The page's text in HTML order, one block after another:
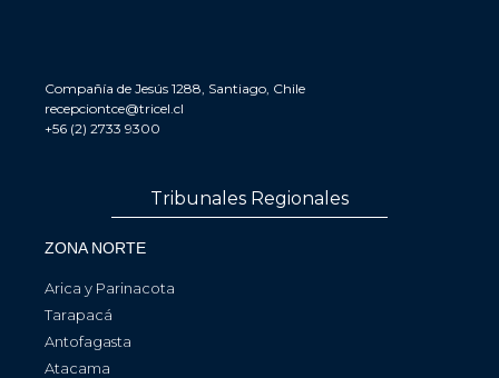
Compañía de Jesús 1288, Santiago, Chile
recepciontce@tricel.cl
+56 (2) 2733 9300
Tribunales Regionales
ZONA NORTE
Arica y Parinacota
Tarapacá
Antofagasta
Atacama